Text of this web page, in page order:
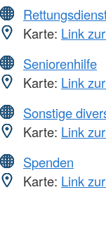
Karte: Link
Seniorenhilfe
Karte: Link
Sonstige
Karte: Link
Spenden
Karte: Link